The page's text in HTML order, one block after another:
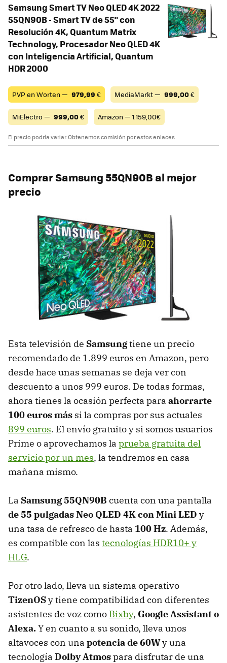
Samsung Smart TV Neo QLED 4K 2022
55QN90B - Smart TV de 55" con
Resolución 4K, Quantum Matrix
Technology, Procesador Neo QLED 4K
con Inteligencia Artificial, Quantum
HDR 2000
PVP en Worten — 979,99 € MediaMarkt — 999,00€
MiElectro — 999,00€ Amazon — 1.159,00€
El precio podría variar. Obtenemos comisión por estos enlaces
Comprar Samsung55QN90B al mejor
precio
Esta televisión de Samsungtiene un precio
recomendado de 1.899 euros en Amazon, pero
desde hace unas semanas se deja ver con
descuento a unos 999 euros. De todas formas,
ahora tienes la ocasión perfecta para ahorrarte
100 euros más si la compras por sus actuales
899 euros. El envío gratuito y si somos usuarios
Prime o aprovechamos la prueba gratuita del
servicio por un mes, la tendremos en casa
mañana mismo.
La Samsung 55QN90B cuenta con una pantalla
de 55 pulgadas Neo QLED 4K con Mini LED y
una tasa de refresco de hasta 100 Hz. Además,
es compatible con las tecnologías HDR10+ y
HLG.
Por otro lado, lleva un sistema operativo
TizenOSy tiene compatibilidad con diferentes
asistentes de voz como Bixby, Google Assistant o
Alexa.Y en cuanto a su sonido, lleva unos
altavoces con una potencia de 60Wy una
tecnología Dolby Atmospara disfrutar de una